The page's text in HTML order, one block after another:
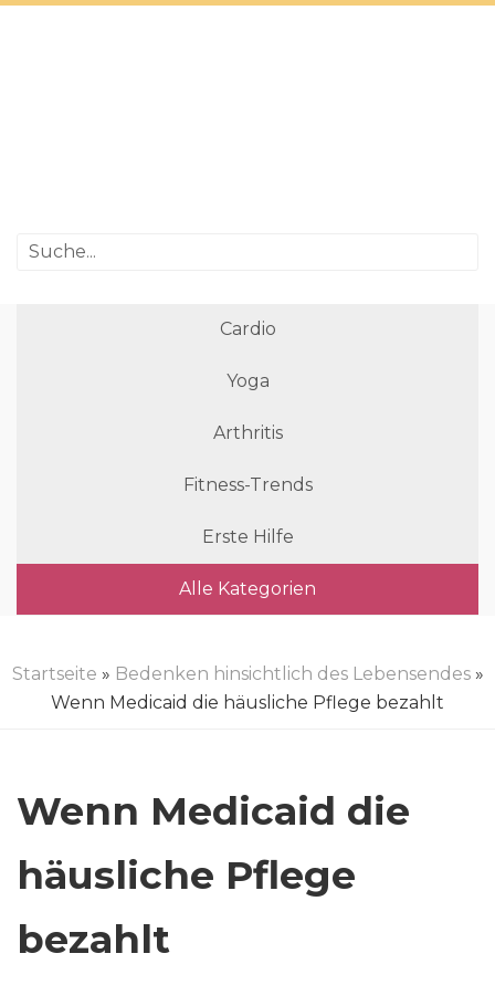
Cardio
Yoga
Arthritis
Fitness-Trends
Erste Hilfe
Alle Kategorien
Startseite » Bedenken hinsichtlich des Lebensendes»
Wenn Medicaid die häusliche Pflege bezahlt
Wenn Medicaid die
häusliche Pflege
bezahlt